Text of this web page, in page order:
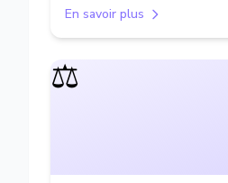
En savoir plus
⚖️